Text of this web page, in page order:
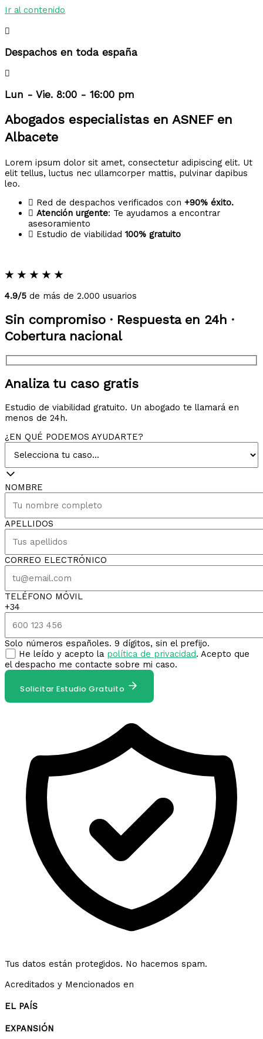
Ir al contenido
Despachos en toda españa
Lun - Vie. 8:00 - 16:00 pm
Abogados especialistas en ASNEF en
Albacete
Lorem ipsum dolor sit amet, consectetur adipiscing elit. Ut
elit tellus, luctus nec ullamcorper mattis, pulvinar dapibus
leo.
Red de despachos verificados con +90% éxito.
Atención urgente: Te ayudamos a encontrar
asesoramiento
Estudio de viabilidad 100% gratuito
★ ★ ★ ★ ★
4.9/5 de más de 2.000 usuarios
Sin compromiso · Respuesta en 24h ·
Cobertura nacional
Analiza tu caso gratis
Estudio de viabilidad gratuito. Un abogado te llamará en
menos de 24h.
¿EN QUÉ PODEMOS AYUDARTE?
NOMBRE
APELLIDOS
CORREO ELECTRÓNICO
TELÉFONO MÓVIL
+34
Solo números españoles. 9 dígitos, sin el prefijo.
He leído y acepto la política de privacidad. Acepto que
el despacho me contacte sobre mi caso.
Solicitar Estudio Gratuito
Tus datos están protegidos. No hacemos spam.
Acreditados y Mencionados en
EL PAÍS
EXPANSIÓN